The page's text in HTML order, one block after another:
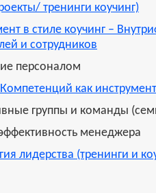
тренинги коучинг)
в стиле коучинг –
и сотрудников
персоналом
как
группы и команды
менеджера
лидерства (тренинги и